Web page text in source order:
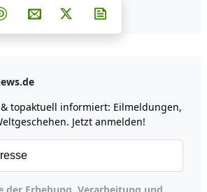
Teilen auf Facebook
Teilen auf Whatsapp
Teilen auf Telegram
Teilen auf Pinterest
Per E-Mail teilen
Post auf X
topaktuell informiert: Eilmeldungen,
Jetzt anmelden!